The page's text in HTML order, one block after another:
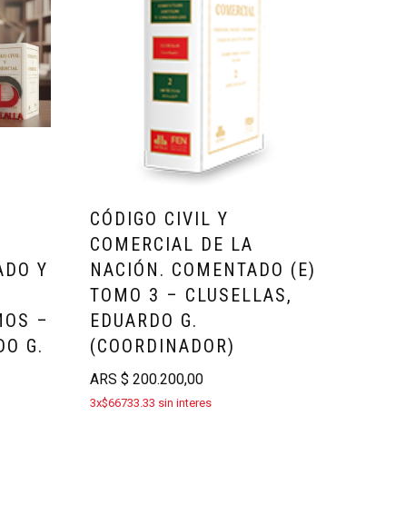
Y
–
G.
CÓDIGO CIVIL Y
COMERCIAL DE LA
NACIÓN. COMENTADO (E)
TOMO 3 – CLUSELLAS,
EDUARDO G.
(COORDINADOR)
ARS$ 200.200,00
3x$66733.33 sin interes